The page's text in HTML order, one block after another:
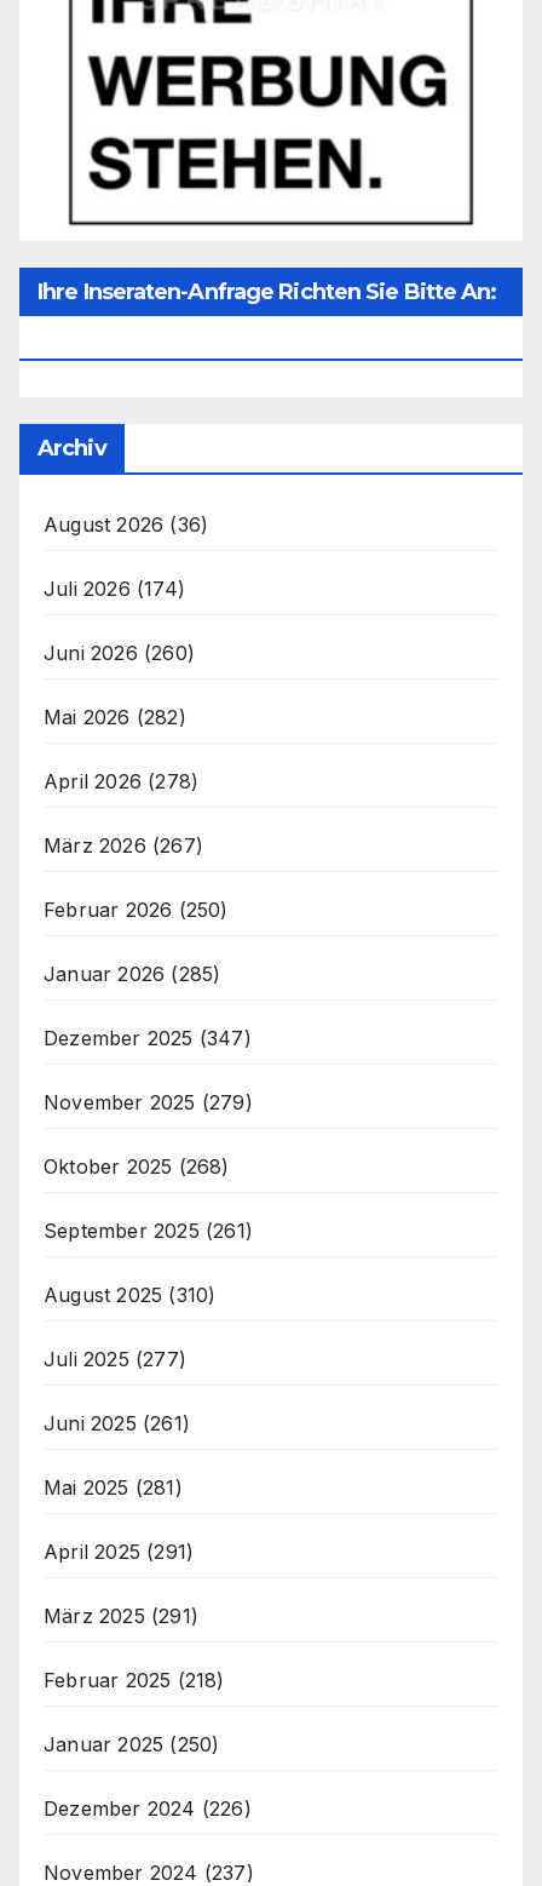
Ihre Inseraten-Anfrage Richten Sie Bitte An:
Archiv
August 2026 (36)
Juli 2026 (174)
Juni 2026 (260)
Mai 2026 (282)
April 2026 (278)
März 2026 (267)
Februar 2026 (250)
Januar 2026 (285)
Dezember 2025 (347)
November 2025 (279)
Oktober 2025 (268)
September 2025 (261)
August 2025 (310)
Juli 2025 (277)
Juni 2025 (261)
Mai 2025 (281)
April 2025 (291)
März 2025 (291)
Februar 2025 (218)
Januar 2025 (250)
Dezember 2024 (226)
November 2024 (237)